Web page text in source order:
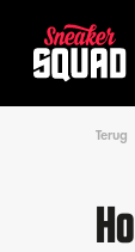
Terug